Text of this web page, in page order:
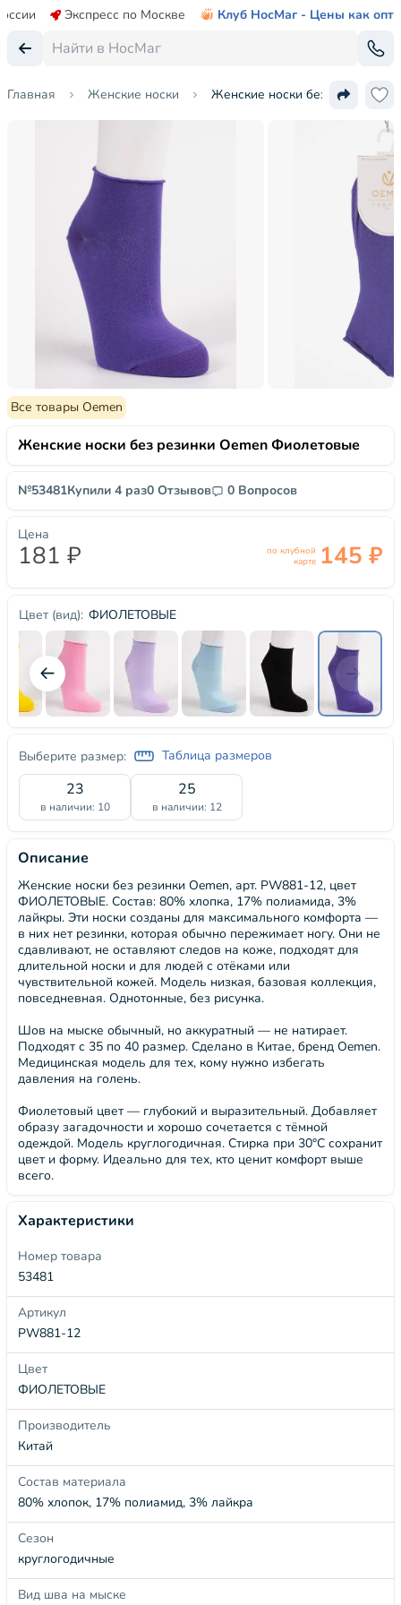
Экспресс по Москве Клуб НосМаг - Цены как опт
Главная Женские носки Женские носки без резинки
Все товары Oemen
Женские носки без резинки Oemen Фиолетовые
№53481Купили 4 раз0 Отзывов 0 Вопросов
Цвет (вид): ФИОЛЕТОВЫЕ
Выберите размер: Таблица размеров
23
в наличии: 10
25
в наличии: 12
Цена
181 ₽
по клубной
карте 145 ₽
Описание
Женские носки без резинки Oemen, арт. PW881-12, цвет
ФИОЛЕТОВЫЕ. Состав: 80% хлопка, 17% полиамида, 3%
лайкры. Эти носки созданы для максимального комфорта —
в них нет резинки, которая обычно пережимает ногу. Они не
сдавливают, не оставляют следов на коже, подходят для
длительной носки и для людей с отёками или
чувствительной кожей. Модель низкая, базовая коллекция,
повседневная. Однотонные, без рисунка.
Шов на мыске обычный, но аккуратный — не натирает.
Подходят с 35 по 40 размер. Сделано в Китае, бренд Oemen.
Медицинская модель для тех, кому нужно избегать
давления на голень.
Фиолетовый цвет — глубокий и выразительный. Добавляет
образу загадочности и хорошо сочетается с тёмной
одеждой. Модель круглогодичная. Стирка при 30°C сохранит
цвет и форму. Идеально для тех, кто ценит комфорт выше
всего.
Характеристики
Номер товара
53481
Артикул
PW881-12
Цвет
ФИОЛЕТОВЫЕ
Производитель
Китай
Состав материала
80% хлопок, 17% полиамид, 3% лайкра
Сезон
круглогодичные
Вид шва на мыске